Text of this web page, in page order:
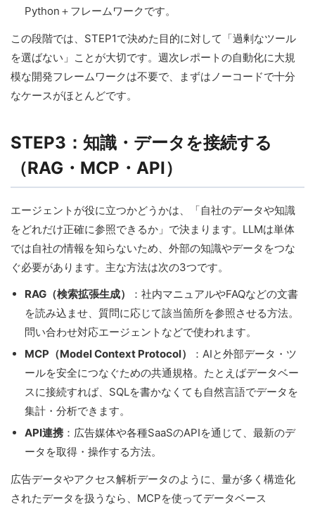
Python＋フレームワークです。
この段階では、STEP1で決めた目的に対して「過剰なツール
を選ばない」ことが大切です。週次レポートの自動化に大規
模な開発フレームワークは不要で、まずはノーコードで十分
なケースがほとんどです。
STEP3：知識・データを接続する
（RAG・MCP・API）
エージェントが役に立つかどうかは、「自社のデータや知識
をどれだけ正確に参照できるか」で決まります。LLMは単体
では自社の情報を知らないため、外部の知識やデータをつな
ぐ必要があります。主な方法は次の3つです。
RAG（検索拡張生成）
：社内マニュアルやFAQなどの文書
を読み込ませ、質問に応じて該当箇所を参照させる方法。
問い合わせ対応エージェントなどで使われます。
MCP（Model Context Protocol）
：AIと外部データ・ツ
ールを安全につなぐための共通規格。たとえばデータベー
スに接続すれば、SQLを書かなくても自然言語でデータを
集計・分析できます。
API連携 ：広告媒体や各種SaaSのAPIを通じて、最新のデ
ータを取得・操作する方法。
広告データやアクセス解析データのように、量が多く構造化
されたデータを扱うなら、MCPを使ってデータベース